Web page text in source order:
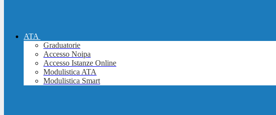
ATA
Graduatorie
Accesso Noipa
Accesso Istanze Online
Modulistica ATA
Modulistica Smart